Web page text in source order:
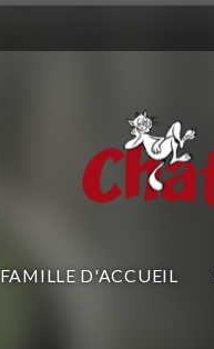
FAMILLE D'ACCUEIL